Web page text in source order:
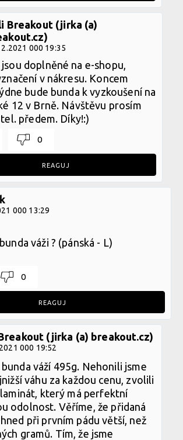
Breakout (jirka (a)
000 19:35
doplněné na e-shopu,
v nákresu. Koncem
bude bunda k vyzkoušení na
12 v Brně. Návštěvu prosím
předem. Díky!:)
0
REAGUJ
000 13:29
váži ? (pánská - L)
0
REAGUJ
(jirka (a) breakout.cz)
000 19:52
váží 495g. Nehonili jsme
váhu za každou cenu, zvolili
který má perfektní
odolnost. Věříme, že přidaná
při prvním pádu větší, než
gramů. Tím, že jsme